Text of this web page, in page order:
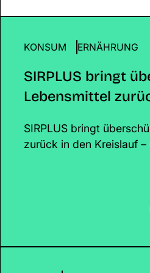
zukunftsfähiges,
KONSUM ERNÄHRUNG
SIRPLUS bringt
Lebensmittel
SIRPLUS bringt
zurück in den Kreislauf –
SIRPLUS bringt